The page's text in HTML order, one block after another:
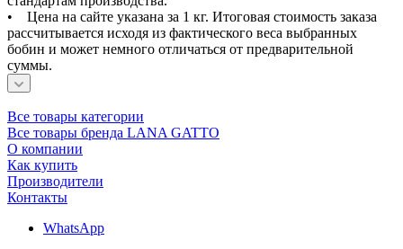
• Цена на сайте указана за 1 кг. Итоговая стоимость заказа
рассчитывается исходя из фактического веса выбранных
бобин и может немного отличаться от предварительной
суммы.
Все товары категории
Все товары бренда LANA GATTO
О компании
Как купить
Производители
Контакты
WhatsApp